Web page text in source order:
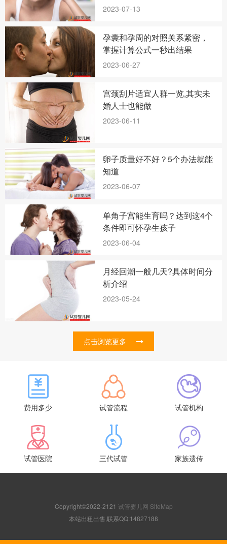
2023-07-13
孕囊和孕周的对照关系紧密，
掌握计算公式一秒出结果
2023-06-27
宫颈刮片适宜人群一览,其实未
婚人士也能做
2023-06-11
卵子质量好不好？5个办法就能
知道
2023-06-07
单角子宫能生育吗？达到这4个
条件即可怀孕生孩子
2023-06-04
月经回潮一般几天?具体时间分
析介绍
2023-05-24
点击浏览更多
费用多少 试管流程 试管机构
试管医院 三代试管 家族遗传
Copyright©2022-2121 试管婴儿网 SiteMap
本站出租出售,联系QQ:14827188